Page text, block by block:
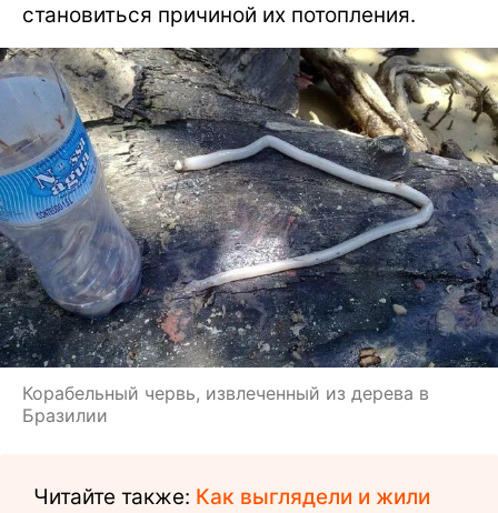
становиться причиной их потопления.
Корабельный червь, извлеченный из дерева в
Бразилии
Читайте также: Как выглядели и жили